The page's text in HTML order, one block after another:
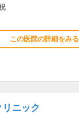
この医院の詳細をみる
ニック